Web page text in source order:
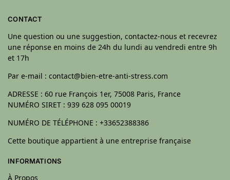
CONTACT
Une question ou une suggestion, contactez-nous et recevrez
une réponse en moins de 24h du lundi au vendredi entre 9h
et 17h
Par e-mail : contact@bien-etre-anti-stress.com
ADRESSE : 60 rue François 1er, 75008 Paris, France
NUMÉRO SIRET : 939 628 095 00019
NUMÉRO DE TÉLÉPHONE : +33652388386
Cette boutique appartient à une entreprise française
INFORMATIONS
À Propos